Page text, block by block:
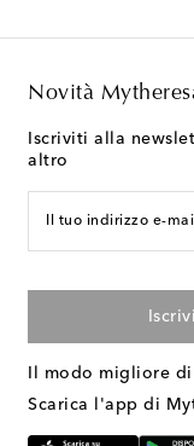
Novità
Iscriviti alla
altro
Il tuo indirizzo e-mail
Il modo migliore
Scarica l'app di